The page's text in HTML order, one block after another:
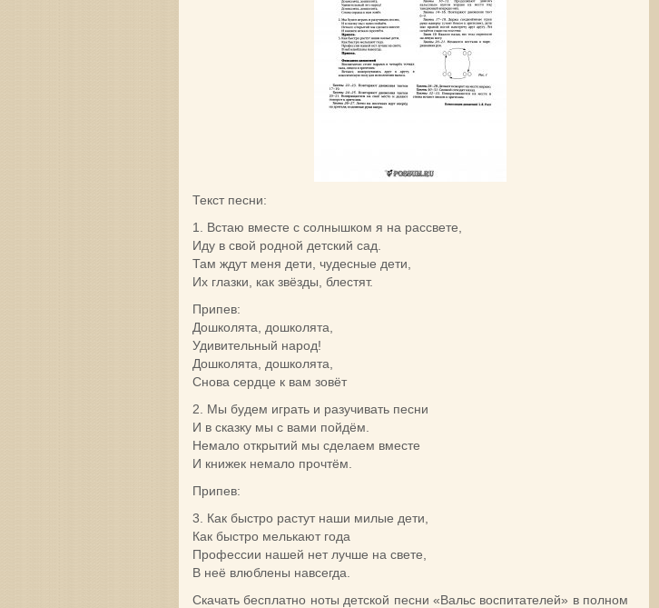
Текст песни:
1. Встаю вместе с солнышком я на рассвете,
Иду в свой родной детский сад.
Там ждут меня дети, чудесные дети,
Их глазки, как звёзды, блестят.
Припев:
Дошколята, дошколята,
Удивительный народ!
Дошколята, дошколята,
Снова сердце к вам зовёт
2. Мы будем играть и разучивать песни
И в сказку мы с вами пойдём.
Немало открытий мы сделаем вместе
И книжек немало прочтём.
Припев:
3. Как быстро растут наши милые дети,
Как быстро мелькают года
Профессии нашей нет лучше на свете,
В неё влюблены навсегда.
Скачать бесплатно ноты детской песни «Вальс воспитателей» в полном